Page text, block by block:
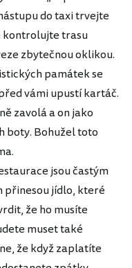
do taxi trvejte
kontrolujte trasu
zbytečnou oklikou.
památek se
vámi upustí kartáč.
zavolá a on jako
boty. Bohužel toto
jsou častým
přinesou jídlo, které
že ho musíte
muset také
že když zaplatíte